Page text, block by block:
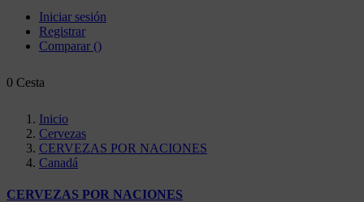
Iniciar sesión
Registrar
Comparar ()
0 Cesta
Inicio
Cervezas
CERVEZAS POR NACIONES
Canadá
CERVEZAS POR NACIONES